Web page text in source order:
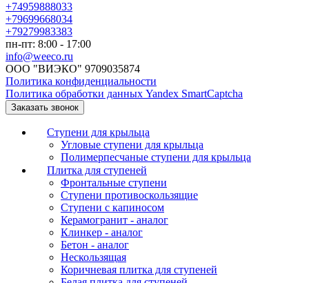
+74959888033
+79699668034
+79279983383
пн-пт: 8:00 - 17:00
info@weeco.ru
ООО "ВИЭКО" 9709035874
Политика конфиденциальности
Политика обработки данных Yandex SmartCaptcha
Заказать звонок
Ступени для крыльца
Угловые ступени для крыльца
Полимерпесчаные ступени для крыльца
Плитка для ступеней
Фронтальные ступени
Ступени противоскользящие
Ступени с капиносом
Керамогранит - аналог
Клинкер - аналог
Бетон - аналог
Нескользящая
Коричневая плитка для ступеней